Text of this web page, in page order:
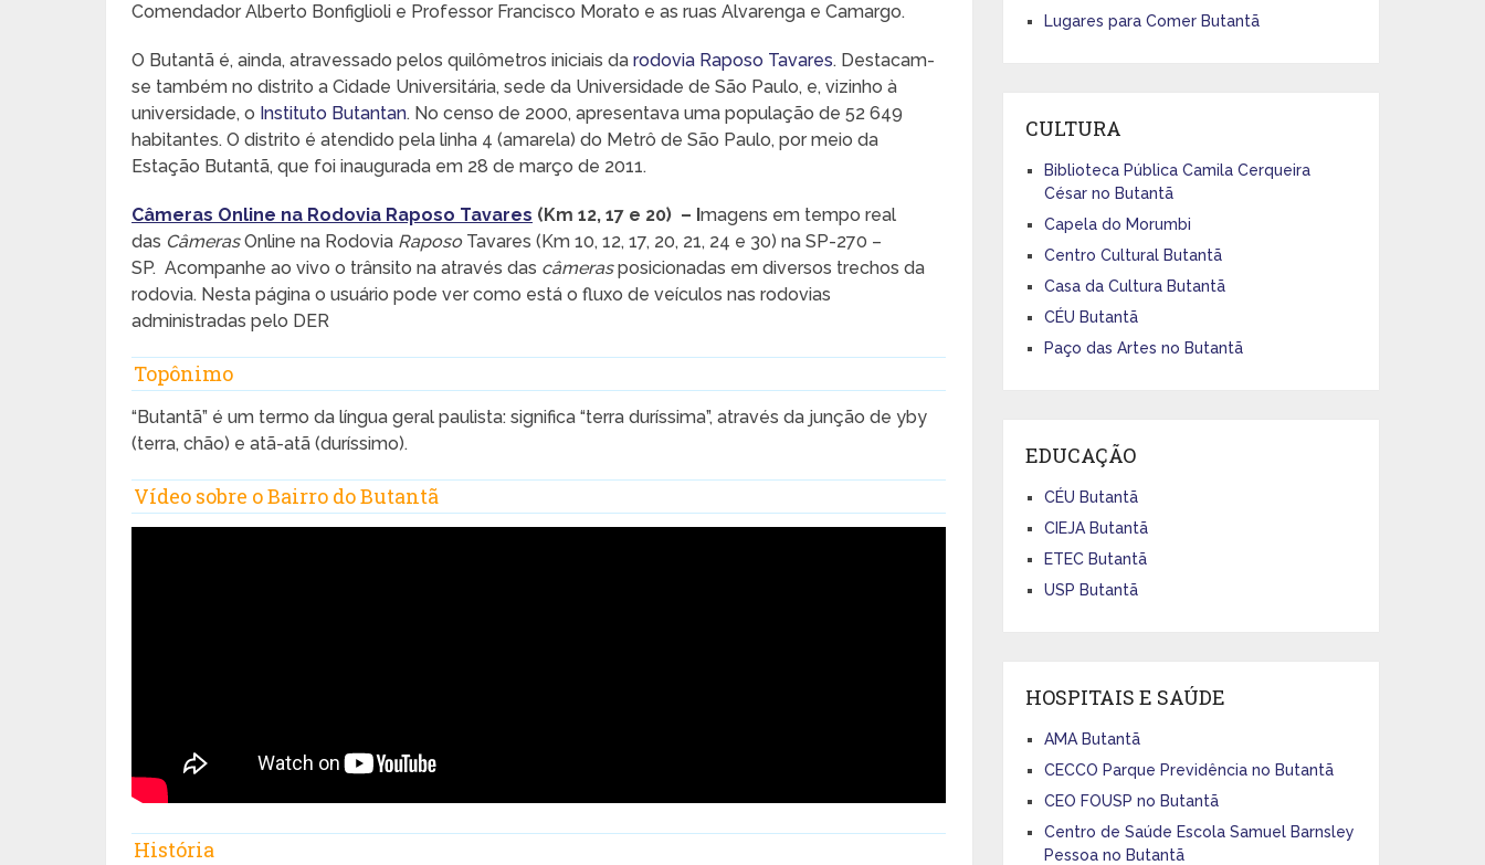
Comendador Alberto Bonfiglioli e Professor Francisco Morato e as ruas Alvarenga e Camargo.
O Butantã é, ainda, atravessado pelos quilômetros iniciais darodovia Raposo Tavares. Destacam-
se também no distrito a Cidade Universitária, sede da Universidade de São Paulo, e, vizinho à
universidade, o Instituto Butantan. No censo de 2000, apresentava uma população de 52 649
habitantes. O distrito é atendido pela linha 4 (amarela) do Metrô de São Paulo, por meio da
Estação Butantã, que foi inaugurada em 28 de março de 2011.
Câmeras Online na Rodovia Raposo Tavares (Km 12, 17 e 20) – Imagens em tempo real
das CâmerasOnline na Rodovia RaposoTavares (Km 10, 12, 17, 20, 21, 24 e 30) na SP-270 –
SP. Acompanhe ao vivo o trânsito na através das câmerasposicionadas em diversos trechos da
rodovia. Nesta página o usuário pode ver como está o fluxo de veículos nas rodovias
administradas pelo DER
Topônimo
“Butantã” é um termo da língua geral paulista: significa “terra duríssima”, através da junção de yby
(terra, chão) e atã-atã (duríssimo).
Vídeo sobre o Bairro do Butantã
História
Lugares para Comer Butantã
CULTURA
Biblioteca Pública Camila Cerqueira
César no Butantã
Capela do Morumbi
Centro Cultural Butantã
Casa da Cultura Butantã
CÉU Butantã
Paço das Artes no Butantã
EDUCAÇÃO
CÉU Butantã
CIEJA Butantã
ETEC Butantã
USP Butantã
HOSPITAIS E SAÚDE
AMA Butantã
CECCO Parque Previdência no Butantã
CEO FOUSP no Butantã
Centro de Saúde Escola Samuel Barnsley
Pessoa no Butantã